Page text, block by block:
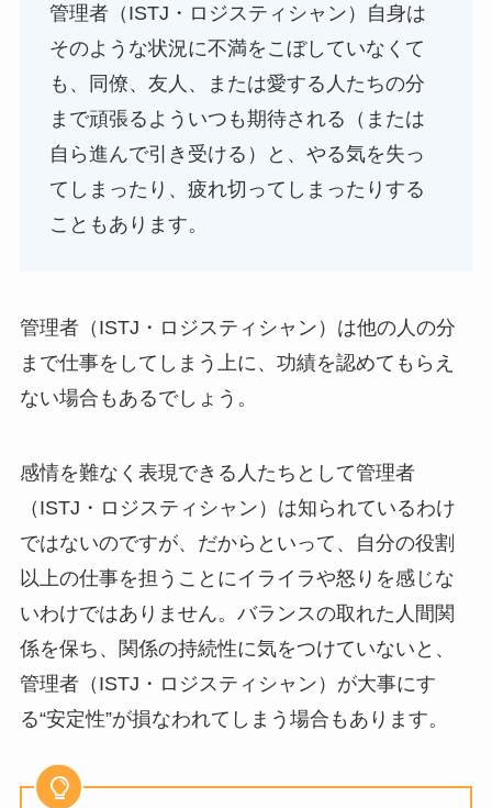
管理者（ISTJ・ロジスティシャン）自身は
そのような状況に不満をこぼしていなくて
も、同僚、友人、または愛する人たちの分
まで頑張るよういつも期待される（または
自ら進んで引き受ける）と、やる気を失っ
てしまったり、疲れ切ってしまったりする
こともあります。
管理者（ISTJ・ロジスティシャン）は他の人の分
まで仕事をしてしまう上に、功績を認めてもらえ
ない場合もあるでしょう。
感情を難なく表現できる人たちとして管理者
（ISTJ・ロジスティシャン）は知られているわけ
ではないのですが、だからといって、自分の役割
以上の仕事を担うことにイライラや怒りを感じな
いわけではありません。バランスの取れた人間関
係を保ち、関係の持続性に気をつけていないと、
管理者（ISTJ・ロジスティシャン）が大事にす
る“安定性”が損なわれてしまう場合もあります。